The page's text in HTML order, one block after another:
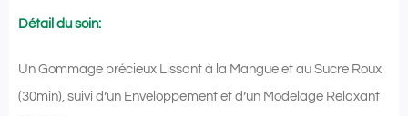
Détail du soin:
Un Gommage précieux Lissant à la Mangue et au Sucre Roux
(30min), suivi d’un Enveloppement et d’un Modelage Relaxant